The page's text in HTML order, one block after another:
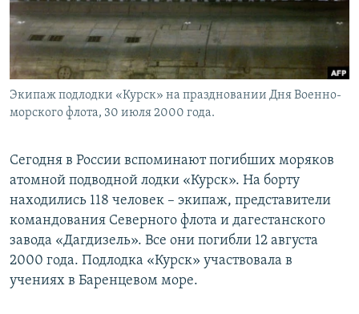
Экипаж подлодки «Курск» на праздновании Дня Военно-
морского флота, 30 июля 2000 года.
Сегодня в России вспоминают погибших моряков
атомной подводной лодки «Курск». На борту
находились 118 человек – экипаж, представители
командования Северного флота и дагестанского
завода «Дагдизель». Все они погибли 12 августа
2000 года. Подлодка «Курск» участвовала в
учениях в Баренцевом море.